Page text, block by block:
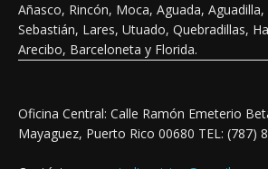
Añasco, Rincón, Moca, Aguada, Aguadilla,
Sebastián, Lares, Utuado, Quebradillas,
Arecibo, Barceloneta y Florida.
Oficina Central: Calle Ramón Emeterio
Mayaguez, Puerto Rico 00680 TEL: (787)